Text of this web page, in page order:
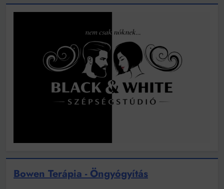
Bowen Terápia - Öngyógyítás